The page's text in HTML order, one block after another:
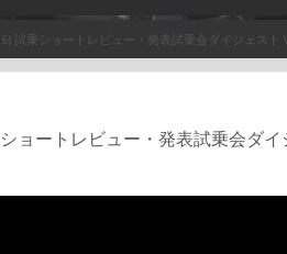
試乗ショートレビュー・発表試乗会ダイジェスト
ョートレビュー・発表試乗会ダイ